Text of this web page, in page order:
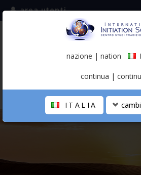
(italiano)
area utenti
LA SCUOLA
nazione | nation
continua |
ITALIA